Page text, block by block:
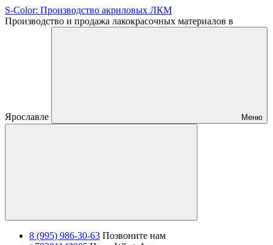
S-Color: Производство акриловых ЛКМ
Производство и продажа лакокрасочных материалов в
Ярославле Меню
8 (995) 986-30-63 Позвоните нам